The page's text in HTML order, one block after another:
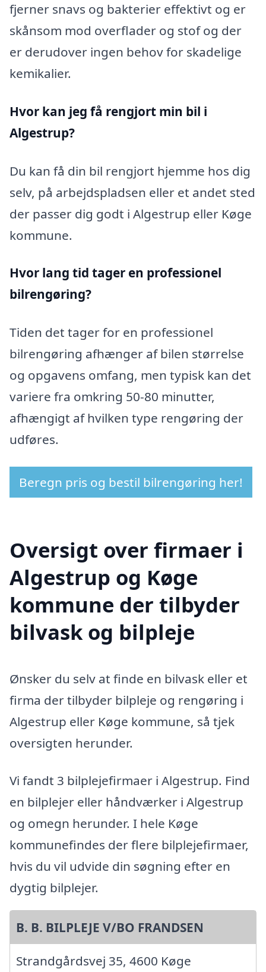
fjerner snavs og bakterier effektivt og er
skånsom mod overflader og stof og der
er derudover ingen behov for skadelige
kemikalier.
Hvor kan jeg få rengjort min bil i
Algestrup?
Du kan få din bil rengjort hjemme hos dig
selv, på arbejdspladsen eller et andet sted
der passer dig godt i Algestrup eller Køge
kommune.
Hvor lang tid tager en professionel
bilrengøring?
Tiden det tager for en professionel
bilrengøring afhænger af bilen størrelse
og opgavens omfang, men typisk kan det
variere fra omkring 50-80 minutter,
afhængigt af hvilken type rengøring der
udføres.
Beregn pris og bestil bilrengøring her!
Oversigt over firmaer i
Algestrup og Køge
kommune der tilbyder
bilvask og bilpleje
Ønsker du selv at finde en bilvask eller et
firma der tilbyder bilpleje og rengøring i
Algestrup eller Køge kommune, så tjek
oversigten herunder.
Vi fandt 3 bilplejefirmaer i Algestrup. Find
en bilplejer eller håndværker i Algestrup
og omegn herunder. I hele Køge
kommunefindes der flere bilplejefirmaer,
hvis du vil udvide din søgning efter en
dygtig bilplejer.
B. B. BILPLEJE V/BO FRANDSEN
Strandgårdsvej 35, 4600 Køge